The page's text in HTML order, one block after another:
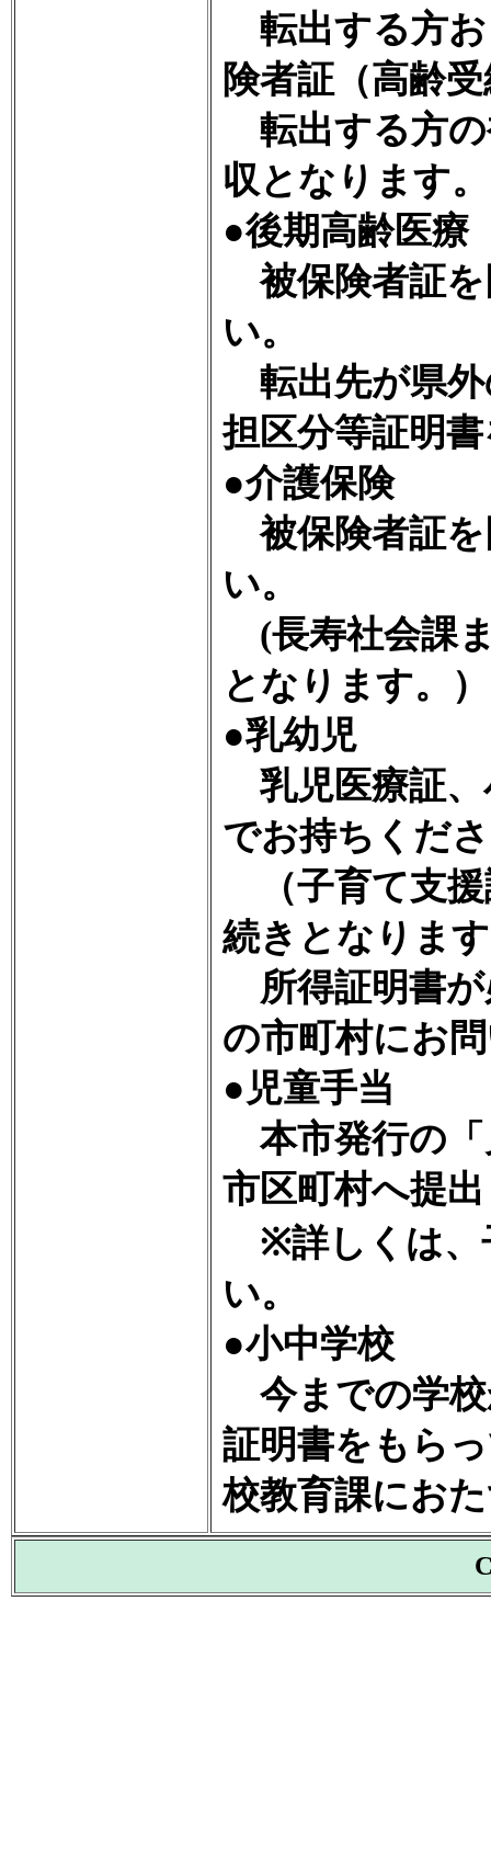
転出する方お
険者証（高齢
転出する方の
収となります。
●後期高齢医療
被保険者証を
い。
転出先が県外
担区分等証明
●介護保険
被保険者証を
い。
(長寿社会課
となります。）
●乳幼児
乳児医療証、
でお持ちくだ
（子育て支援
続きとなりま
所得証明書が
の市町村にお
●児童手当
本市発行の「
市区町村へ提
※詳しくは、
い。
●小中学校
今までの学校
証明書をもら
校教育課にお